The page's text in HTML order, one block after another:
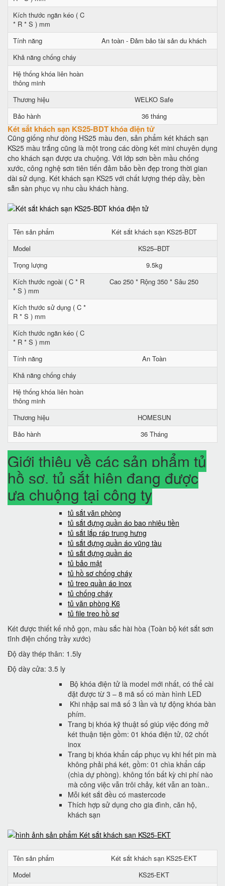
Kích thước ngăn kéo ( C
* R * S ) mm
Tính năng
An toàn - Đảm bảo tài sản du khách
Khả năng chống cháy
Hệ thống khóa liên hoàn
thông minh
Thương hiệu
WELKO Safe
Bảo hành
36 tháng
Két sắt khách sạn KS25-BDT khóa điện tử
Cũng giống như dòng HS25 màu đen, sản phẩm két khách sạn
KS25 màu trắng cũng là một trong các dòng két mini chuyên dụng
cho khách sạn được ưa chuộng. Với lớp sơn bền mầu chống
xước, công nghệ sơn tiên tiến đảm bảo bền đẹp trong thời gian
dài sử dụng. Két khách sạn KS25 với chất lượng thép dầy, bền
sẵn sàn phục vụ nhu cầu khách hàng.
Tên sản phẩm
Két sắt khách sạn KS25-BDT
Model
KS25–BDT
Trọng lượng
9.5kg
Kích thước ngoài ( C * R
* S ) mm
Cao 250 * Rộng 350 * Sâu 250
Kích thước sử dụng ( C *
R * S ) mm
Kích thước ngăn kéo ( C
* R * S ) mm
Tính năng
An Toàn
Khả năng chống cháy
Hệ thống khóa liên hoàn
thông minh
Thương hiệu
HOMESUN
Bảo hành
36 Tháng
Giới thiệu về các sản phẩm tủ
hồ sơ, tủ sắt hiện đang được
ưa chuộng tại công ty
tủ sắt văn phòng
tủ sắt đựng quần áo bao nhiêu tiền
tủ sắt lắp ráp trung hưng
tủ sắt đựng quần áo vũng tàu
tủ sắt đựng quần áo
tủ bảo mật
tủ hồ sơ chống cháy
tủ treo quần áo inox
tủ chống cháy
tủ văn phòng K6
tủ file treo hồ sơ
Két được thiết kế nhỏ gọn, màu sắc hài hòa (Toàn bộ két sắt sơn
tĩnh điện chống trầy xước)
Độ dày thép thân: 1.5ly
Độ dày cửa: 3.5 ly
Bộ khóa điện tử là model mới nhất, có thể cài
đặt được từ 3 – 8 mã số có màn hình LED
Khi nhập sai mã số 3 lần và tự động khóa bàn
phím.
Trang bị khóa kỹ thuật số giúp việc đóng mở
két thuận tiện gồm: 01 khóa điện tử, 02 chốt
inox
Trang bị khóa khẩn cấp phục vụ khi hết pin mà
không phải phá két, gồm: 01 chìa khẩn cấp
(chìa dự phòng). không tốn bất kỳ chi phí nào
mà công việc vẫn trôi chảy, két vẫn an toàn..
Mỗi két sắt đều có mastercode
Thích hợp sử dụng cho gia đình, căn hộ,
khách sạn
Tên sản phẩm
Két sắt khách sạn KS25-EKT
Model
KS25-EKT